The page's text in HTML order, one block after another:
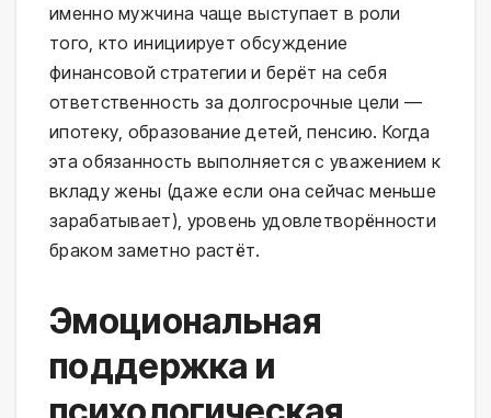
именно мужчина чаще выступает в роли
того, кто инициирует обсуждение
финансовой стратегии и берёт на себя
ответственность за долгосрочные цели —
ипотеку, образование детей, пенсию. Когда
эта обязанность выполняется с уважением к
вкладу жены (даже если она сейчас меньше
зарабатывает), уровень удовлетворённости
браком заметно растёт.
Эмоциональная
поддержка и